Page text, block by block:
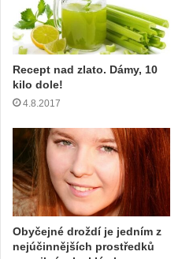
d
r
s
Recept nad zlato. Dámy, 10
kilo dole!
4.8.2017
Obyčejné droždí je jedním z
nejúčinnějších prostředků